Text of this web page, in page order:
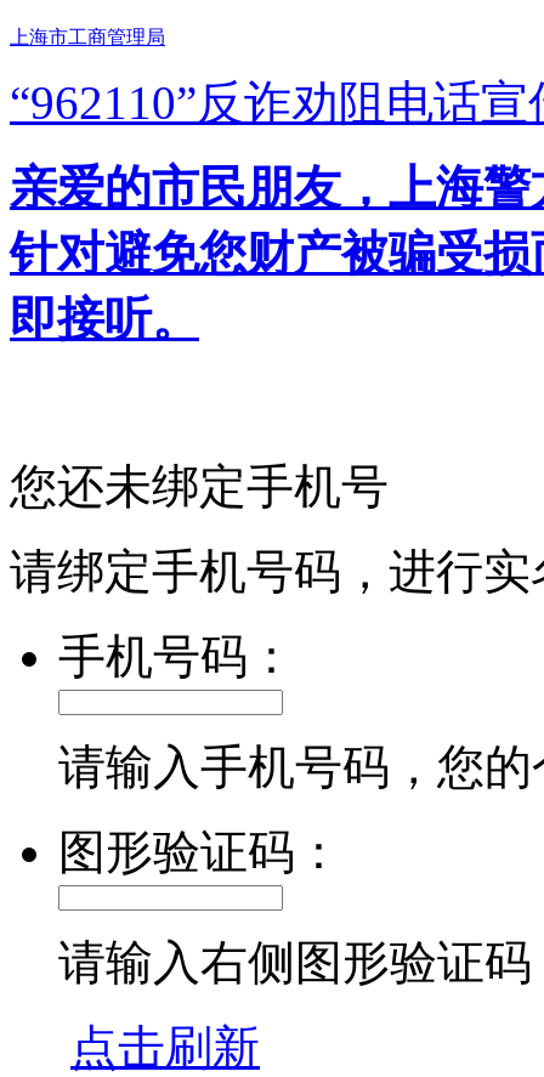
上海市工商管理局
“962110”反诈劝阻电话宣
亲爱的市民朋友，上海
针对避免您财产被骗受
即接听。
您还未绑定手机号
请绑定手机号码，进行
手机号码：
请输入手机号码，您
图形验证码：
请输入右侧图形验证码
点击刷新